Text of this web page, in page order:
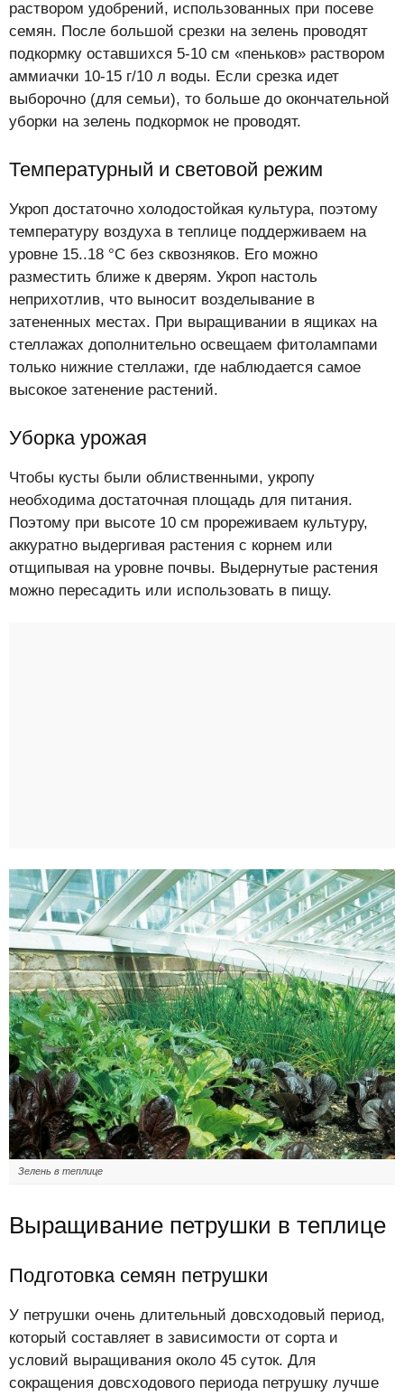
раствором удобрений, использованных при посеве
семян. После большой срезки на зелень проводят
подкормку оставшихся 5-10 см «пеньков» раствором
аммиачки 10-15 г/10 л воды. Если срезка идет
выборочно (для семьи), то больше до окончательной
уборки на зелень подкормок не проводят.
Температурный и световой режим
Укроп достаточно холодостойкая культура, поэтому
температуру воздуха в теплице поддерживаем на
уровне 15..18 °С без сквозняков. Его можно
разместить ближе к дверям. Укроп настоль
неприхотлив, что выносит возделывание в
затененных местах. При выращивании в ящиках на
стеллажах дополнительно освещаем фитолампами
только нижние стеллажи, где наблюдается самое
высокое затенение растений.
Уборка урожая
Чтобы кусты были облиственными, укропу
необходима достаточная площадь для питания.
Поэтому при высоте 10 см прореживаем культуру,
аккуратно выдергивая растения с корнем или
отщипывая на уровне почвы. Выдернутые растения
можно пересадить или использовать в пищу.
Зелень в теплице
Выращивание петрушки в теплице
Подготовка семян петрушки
У петрушки очень длительный довсходовый период,
который составляет в зависимости от сорта и
условий выращивания около 45 суток. Для
сокращения довсходового периода петрушку лучше